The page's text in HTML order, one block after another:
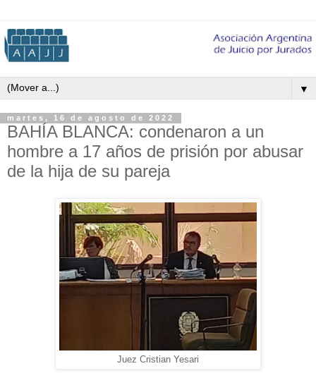
▼
martes, 16 de agosto de 2022
BAHÍA BLANCA: condenaron a un
hombre a 17 años de prisión por abusar
de la hija de su pareja
Juez Cristian Yesari